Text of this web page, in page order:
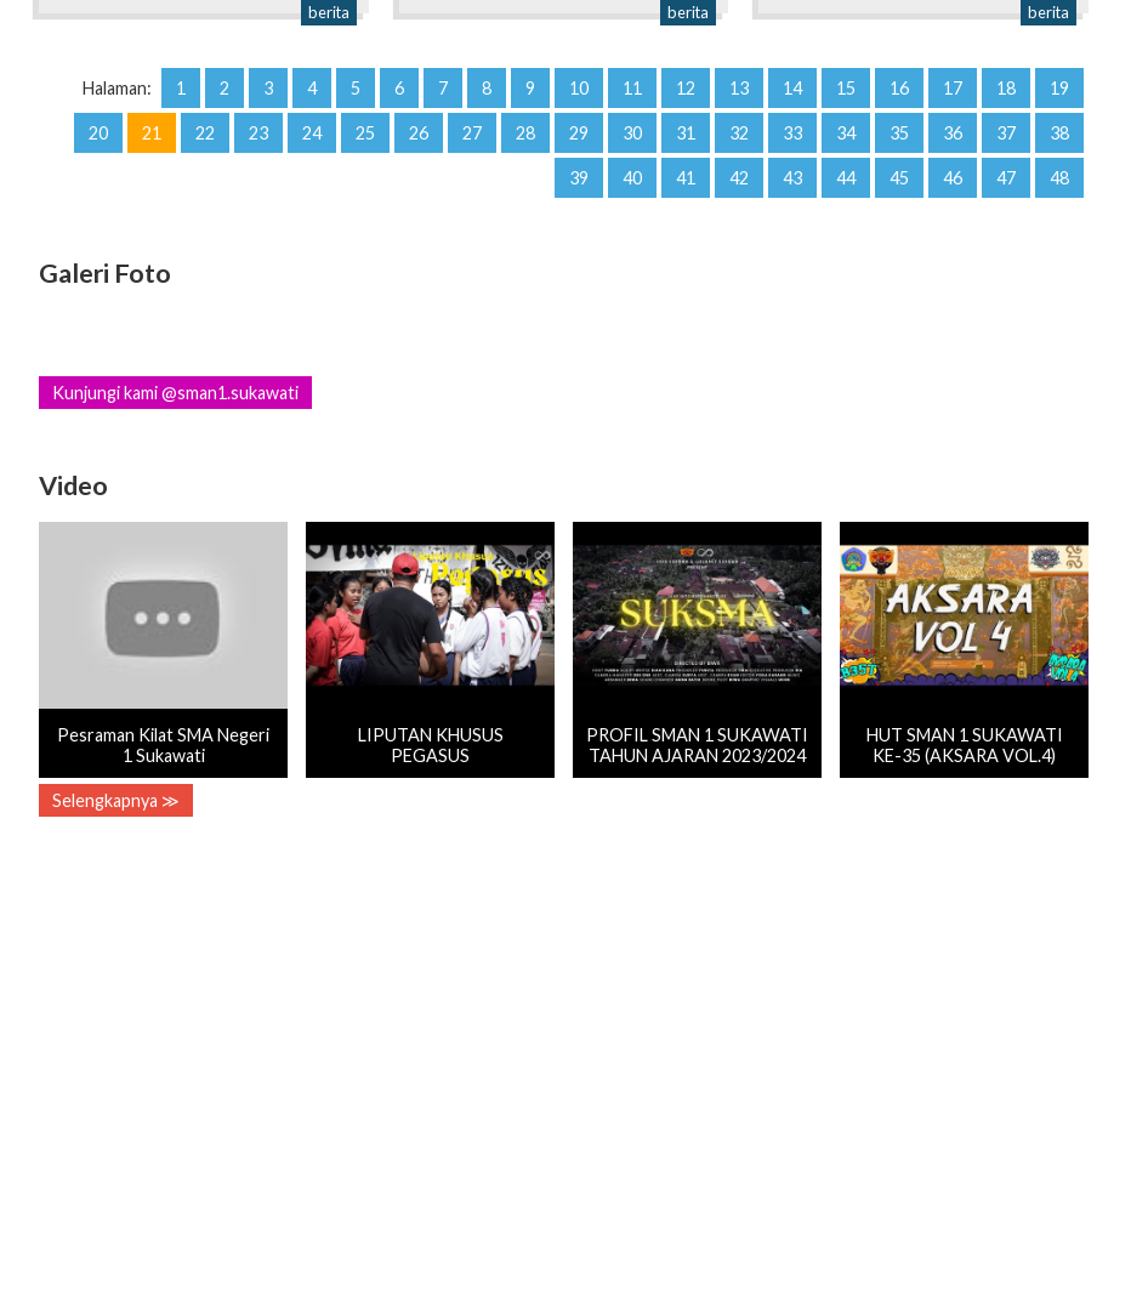
berita berita berita
Halaman: 1 2 3 4 5 6 7 8 9 10 11 12 13 14 15 16 17 18 19
20 21 22 23 24 25 26 27 28 29 30 31 32 33 34 35 36 37 38
39 40 41 42 43 44 45 46 47 48
Galeri Foto
Kunjungi kami @sman1.sukawati
Video
Pesraman Kilat SMA Negeri
1 Sukawati
LIPUTAN KHUSUS
PEGASUS
PROFIL SMAN 1 SUKAWATI
TAHUN AJARAN 2023/2024
HUT SMAN 1 SUKAWATI
KE-35 (AKSARA VOL.4)
Selengkapnya ≫